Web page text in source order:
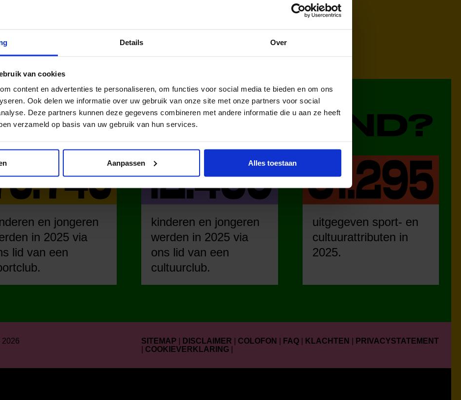
Details Over
van cookies
content en advertenties te personaliseren, om functies voor social media te bieden en om ons
Ook delen we informatie over uw gebruik van onze site met onze partners voor social
Deze partners kunnen deze gegevens combineren met andere informatie die u aan ze heeft
verzameld op basis van uw gebruik van hun services.
Aanpassen Alles toestaan
IN NEDERLAND?
en jongeren
in 2025 via
lid van een
kinderen en jongeren
werden in 2025 via
ons lid van een
cultuurclub.
uitgegeven sport- en
cultuurattributen in
2025.
SITEMAP DISCLAIMER COLOFON FAQ KLACHTEN
PRIVACYSTATEMENT
COOKIEVERKLARING